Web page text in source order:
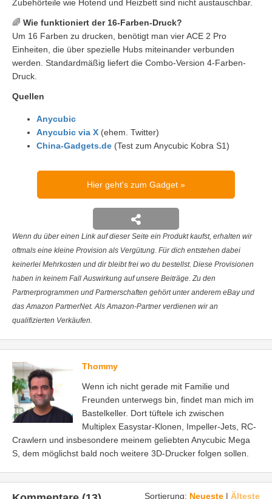
Zubehörteile wie Hotend und Heizbett sind nicht austauschbar.
🌈 Wie funktioniert der 16-Farben-Druck?
Um 16 Farben zu drucken, benötigt man vier ACE 2 Pro
Einheiten, die über spezielle Hubs miteinander verbunden
werden. Standardmäßig liefert die Combo-Version 4-Farben-
Druck.
Quellen
Anycubic
Anycubic via X (ehem. Twitter)
China-Gadgets.de (Test zum Anycubic Kobra S1)
Hier geht's zum Gadget
Wenn du über einen Link auf dieser Seite ein Produkt kaufst, erhalten wir
oftmals eine kleine Provision als Vergütung. Für dich entstehen dabei
keinerlei Mehrkosten und dir bleibt frei wo du bestellst. Diese Provisionen
haben in keinem Fall Auswirkung auf unsere Beiträge. Zu den
Partnerprogrammen und Partnerschaften gehört unter anderem eBay und
das Amazon PartnerNet. Als Amazon-Partner verdienen wir an
qualifizierten Verkäufen.
Thommy
Wenn ich nicht gerade mit Familie und
Freunden unterwegs bin, findet man mich im
Bastelkeller. Dort tüftele ich zwischen
Multiplex Easystar-Klonen, Impeller-Jets, RC-
Crawlern und insbesondere meinem geliebten Anycubic Mega
S, dem möglichst bald noch weitere 3D-Drucker folgen sollen.
Sortierung: Neueste | Älteste